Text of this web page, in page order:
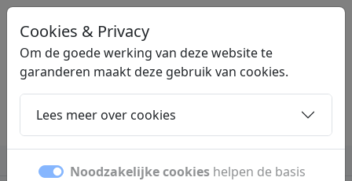
LINKPLEK.NL
Home Dochters Contact
Cookies & Privacy
Om de goede werking van deze website te
garanderen maakt deze gebruik van cookies.
Lees meer over cookies
Noodzakelijke cookies helpen de basis